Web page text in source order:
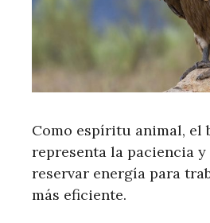
Como espíritu animal, el
representa la paciencia
reservar energía para
más eficiente.